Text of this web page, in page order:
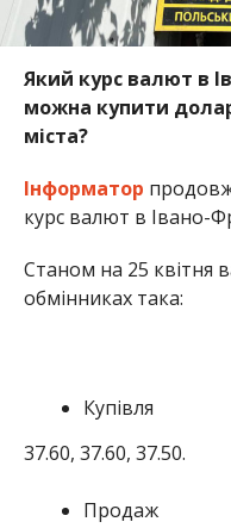
Який курс валют в
можна купити
міста?
Інформатор
курс валют в Івано-
Станом на 25 квітня
обмінниках така:
Купівля
37.60, 37.60, 37.50.
Продаж